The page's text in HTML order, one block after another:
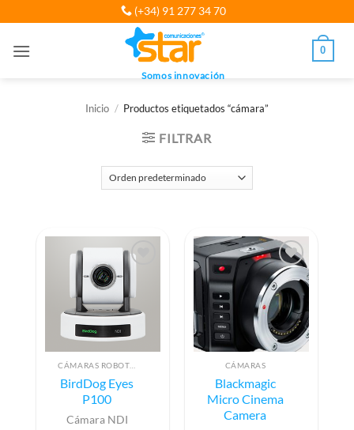
al
(+34) 91 277 34 70
Somos innovación
0
Inicio / Productos etiquetados “cámara”
FILTRAR
BirdDog Eyes
P100
Cámara NDI
CÁMARAS
Blackmagic
Micro Cinema
Camera